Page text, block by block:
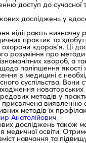
доступ до сучасної
досліджень у
відіграють визначну
практик та
охорони здоров’я. Ці
розуміння про методи
хвороб, а
поліпшення якості
в медицині є
суспільства. Вони
новаторських
методів у
присвячена виявленню
методів їх
Анатолійович
досліджень також
медичної освіти.
навчання та